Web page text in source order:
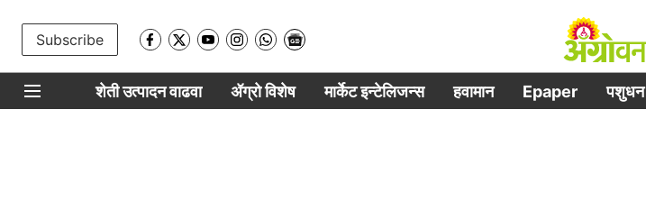
Subscribe
शेती उत्पादन वाढवा ॲग्रो विशेष मार्केट इन्टेलिजन्स हवामान Epaper पशुधन